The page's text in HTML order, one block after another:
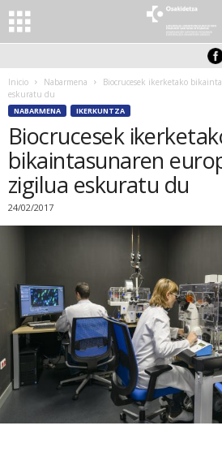
Inicio Nabarmena
Biocrucesek ikerketako
eskuratu du
NABARMENA IKERKUNTZA
Biocrucesek
bikaintasunaren
zigilua eskuratu du
24/02/2017